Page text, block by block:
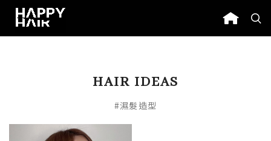
HAIR IDEAS
#濕髮造型